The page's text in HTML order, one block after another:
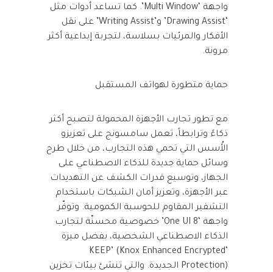
واجهة ‘Multi Window’. كما تساعد أدوات مثل
‘Drawing Assist’ و’Writing Assist’ على نقل
الأفكار والمرئيات بسلاسة، لتجربة إبداعية أكثر
مرونة.
حماية متطورة لهواتف المستقبل
مع تطور تجارب الأجهزة المحمولة لتصبح أكثر
ذكاءً وترابطاً، تعمل سامسونج على تعزيزو
الأُسس التي تحمي هذه التجارب، من خلال طرح
وسائل حماية جديدة للذكاء الاصطناعي على
الجهاز، وتوسيع قدرات الكشف عن التهديدات
عبر الأجهزة، وتعزيز أمان الشبكات باستخدام
التشفير المقاوم للحوسبة الكمومية. وتوفّر
واجهة ‘One UI 8’ خصوصية محسنّة لتجارب
الذكاء الاصطناعي الشخصية، بفضل ميزة
‘KEEP’ (Knox Enhanced Encrypted
Protection) الجديدة. والتي تنشئ بيئات تخزين